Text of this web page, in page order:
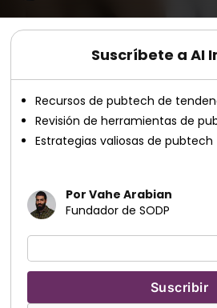
Suscríbete a AI
Recursos de pubtech de
Revisión de herramientas de
Estrategias valiosas de pubtech
Por Vahe Arabian
Fundador de SODP